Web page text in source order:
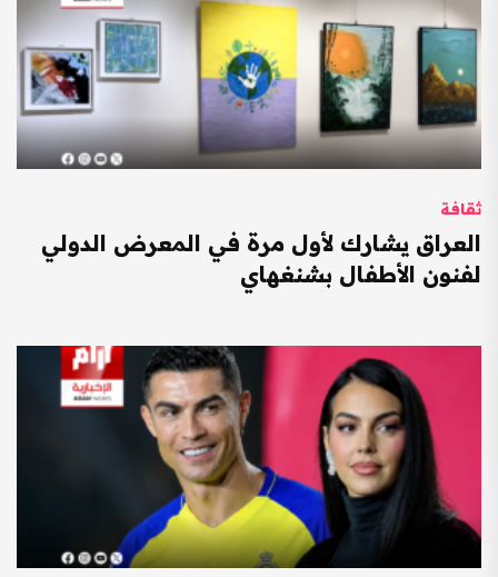
ثقافة
العراق يشارك لأول مرة في المعرض الدولي
لفنون الأطفال بشنغهاي